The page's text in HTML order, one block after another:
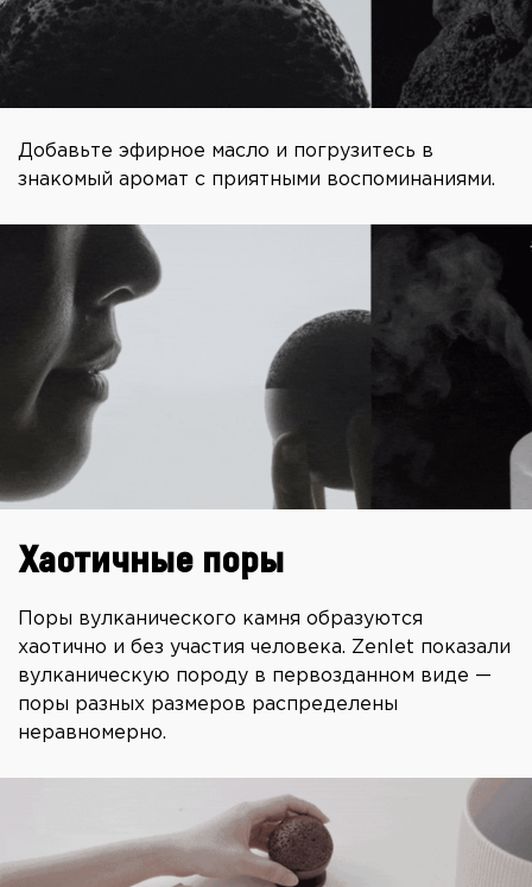
Добавьте эфирное масло и погрузитесь в
знакомый аромат с приятными воспоминаниями.
Хаотичные поры
Поры вулканического камня образуются
хаотично и без участия человека. Zenlet показали
вулканическую породу в первозданном виде —
поры разных размеров распределены
неравномерно.